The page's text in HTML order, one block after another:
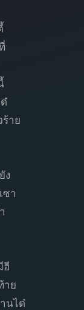
าย
ง
ซา
ฮี
าย
นได๋